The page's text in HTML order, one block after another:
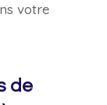
votre
de